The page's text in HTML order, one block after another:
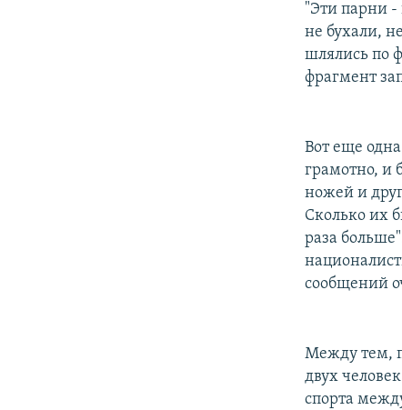
"Эти парни -
не бухали,
шлялись по
фрагмент
Вот еще
грамотно, и
ножей и
Сколько их
раза
сообщений
Между тем,
двух
спорта